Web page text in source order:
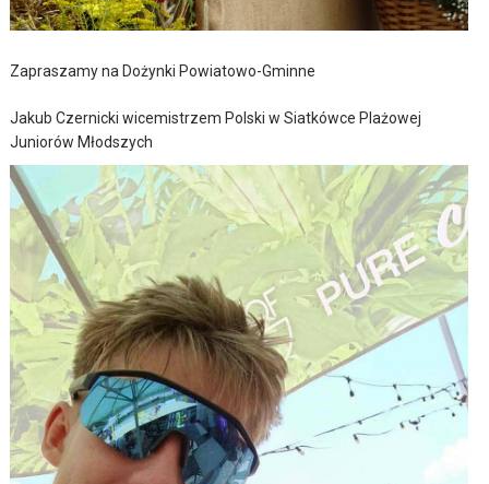
Zapraszamy na Dożynki Powiatowo-Gminne
Jakub Czernicki wicemistrzem Polski w Siatkówce Plażowej
Juniorów Młodszych